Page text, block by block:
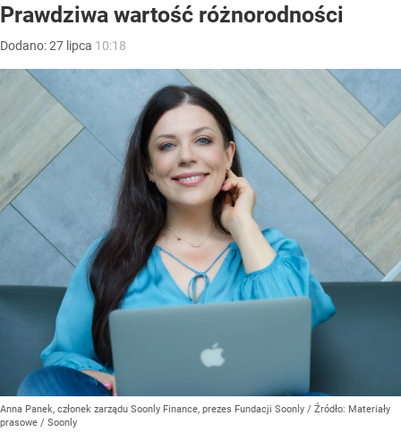
Prawdziwa wartość różnorodności
Dodano:27 lipca 10:18
Anna Panek, członek zarządu Soonly Finance, prezes Fundacji Soonly / Źródło: Materiały
prasowe / Soonly